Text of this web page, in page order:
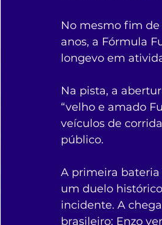
No mesmo fim
anos, a Fórmula
longevo em
Na pista, a
“velho e amado
veículos de
público.
A primeira bateria
um duelo
incidente. A
brasileiro: Enzo